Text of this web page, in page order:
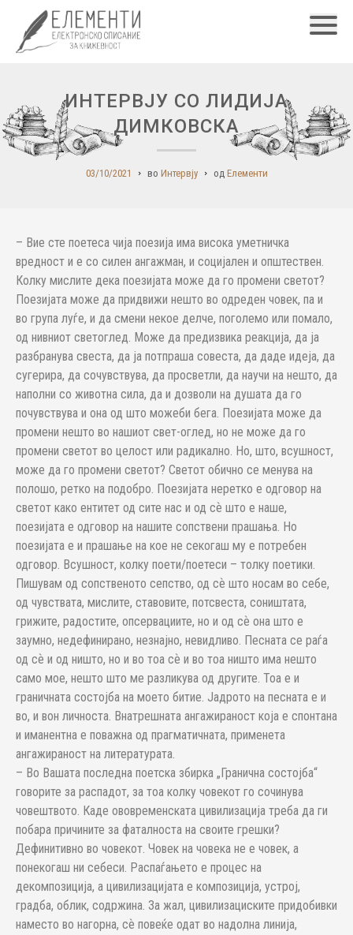
ИНТЕРВЈУ СО ЛИДИЈА
ДИМКОВСКА
03/10/2021 во Интервју од Елементи
– Вие сте поетеса чија поезија има висока уметничка
вредност и е со силен ангажман, и социјален и општествен.
Колку мислите дека поезијата може да го промени светот?
Поезијата може да придвижи нешто во одреден човек, па и
во група луѓе, и да смени некое делче, поголемо или помало,
од нивниот светоглед. Може да предизвика реакција, да ја
разбранува свеста, да ја потпраша совеста, да даде идеја, да
сугерира, да сочувствува, да просветли, да научи на нешто, да
наполни со животна сила, да и дозволи на душата да го
почувствува и она од што можеби бега. Поезијата може да
промени нешто во нашиот свет-оглед, но не може да го
промени светот во целост или радикално. Но, што, всушност,
може да го промени светот? Светот обично се менува на
полошо, ретко на подобро. Поезијата неретко е одговор на
светот како ентитет од сите нас и од сѐ што е наше,
поезијата е одговор на нашите сопствени прашања. Но
поезијата е и прашање на кое не секогаш му е потребен
одговор. Всушност, колку поети/поетеси – толку поетики.
Пишувам од сопственото сепство, од сѐ што носам во себе,
од чувствата, мислите, ставовите, потсвеста, соништата,
грижите, радостите, опсервациите, но и од сѐ она што е
заумно, недефинирано, незнајно, невидливо. Песната се раѓа
од сѐ и од ништо, но и во тоа сѐ и во тоа ништо има нешто
само мое, нешто што ме разликува од другите. Тоа е и
граничната состојба на моето битие. Јадрото на песната е и
во, и вон личноста. Внатрешната ангажираност која е спонтана
и иманентна е поважна од прагматичната, применета
ангажираност на литературата.
– Во Вашата последна поетска збирка „Гранична состојба“
говорите за распадот, за тоа колку човекот го сочинува
човештвото. Каде ововременската цивилизација треба да ги
побара причините за фаталноста на своите грешки?
Дефинитивно во човекот. Човек на човека не е човек, а
понекогаш ни себеси. Распаѓањето е процес на
декомпозиција, а цивилизацијата е композиција, устрој,
градба, облик, содржина. За жал, цивилизациските придобивки
наместо во нагорна, сѐ повеќе одат во надолна линија,